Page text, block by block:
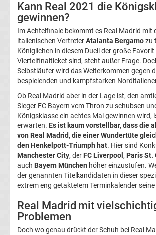
Liga
Meister
Torjägerliste
La
Liga
La
Liga
Ergebnisse
La
Kann Real 2021 die
gewinnen?
Im Achtelfinale bekommt es Real Madrid mit
italienischen VertreterAtalanta Bergamozu
Königlichen in diesem Duell der große
Viertelfinalticket sind, steht außer Frage.
Selbstläufer wird das Weiterkommen gegen
bespielenden und kampfstarken
Ob Real Madrid aber in der Lage ist, den
Sieger FC Bayern vom Thron zu schubsen
Königsklasse ein achtes Mal gewinnen wird,
erwarten. Es ist kaum vorstellbar, dass die
von Real Madrid, die einer Wundertüte
den Henkelpott-Triumph hat. Hier sind
Manchester City, der FC Liverpool , Paris St.
auch Bayern München höher einzustufen.
der genannten Titelkandidaten in dieser
extrem eng getaktetem Terminkalender
Real Madrid mit
Problemen
Doch wo genau drückt der Schuh bei Real